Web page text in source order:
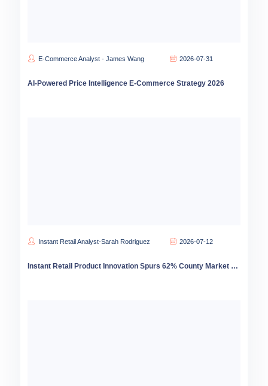
E-Commerce Analyst - James Wang 2026-07-31
AI-Powered Price Intelligence E-Commerce Strategy 2026
Instant Retail Analyst-Sarah Rodriguez 2026-07-12
Instant Retail Product Innovation Spurs 62% County Market Growth